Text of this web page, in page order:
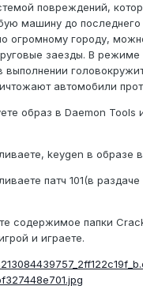
повреждений,
машину до последнего
огромному городу,
заезды. В режиме
выполнении
автомобили
образ в Daemon Tools
keygen в образе
патч 101(в
содержимое папки
и играете.